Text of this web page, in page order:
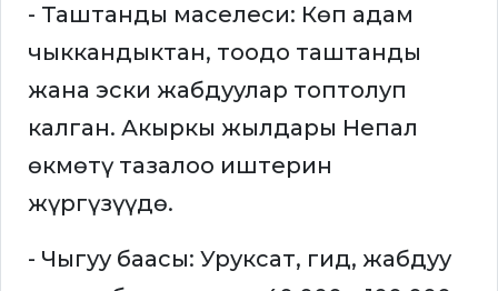
- Таштанды маселеси: Көп адам
чыккандыктан, тоодо таштанды
жана эски жабдуулар топтолуп
калган. Акыркы жылдары Непал
өкмөтү тазалоо иштерин
жүргүзүүдө.
- Чыгуу баасы: Уруксат, гид, жабдуу